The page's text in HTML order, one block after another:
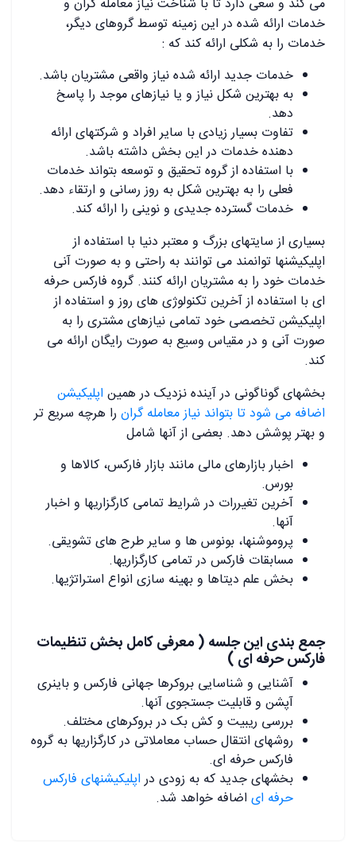
می کند و سعی دارد تا با شناخت نیاز معامله گران و
خدمات ارائه شده در این زمینه توسط گروهای دیگر،
خدمات را به شکلی ارائه کند که :
خدمات جدید ارائه شده نیاز واقعی مشتریان باشد.
به بهترین شکل نیاز و یا نیازهای موجد را پاسخ
دهد.
تفاوت بسیار زیادی با سایر افراد و شرکتهای ارائه
دهنده خدمات در این بخش داشته باشد.
با استفاده از گروه تحقیق و توسعه بتواند خدمات
فعلی را به بهترین شکل به روز رسانی و ارتقاء دهد.
خدمات گسترده جدیدی و نوینی را ارائه کند.
بسیاری از سایتهای بزرگ و معتبر دنیا با استفاده از
اپلیکیشنها توانمند می توانند به راحتی و به صورت آنی
خدمات خود را به مشتریان ارائه کنند. گروه فارکس حرفه
ای با استفاده از آخرین تکنولوژی های روز و استفاده از
اپلیکیشن تخصصی خود تمامی نیازهای مشتری را به
صورت آنی و در مقیاس وسیع به صورت رایگان ارائه می
کند.
بخشهای گوناگونی در آینده نزدیک در همین اپلیکیشن
اضافه می شود تا بتواند نیاز معامله گران را هرچه سریع تر
و بهتر پوشش دهد. بعضی از آنها شامل
اخبار بازارهای مالی مانند بازار فارکس، کالاها و
بورس.
آخرین تغیررات در شرایط تمامی کارگزاریها و اخبار
آنها.
پروموشنها، بونوس ها و سایر طرح های تشویقی.
مسابقات فارکس در تمامی کارگزاریها.
بخش علم دیتاها و بهینه سازی انواع استراتژیها.
جمع بندی این جلسه ( معرفی کامل بخش تنظیمات
فارکس حرفه ای )
آشنایی و شناسایی بروکرها جهانی فارکس و باینری
آپشن و قابلیت جستجوی آنها.
بررسی ریبیت و کش بک در بروکرهای مختلف.
روشهای انتقال حساب معاملاتی در کارگزاریها به گروه
فارکس حرفه ای.
بخشهای جدید که به زودی دراپلیکیشنهای فارکس
حرفه ای اضافه خواهد شد.